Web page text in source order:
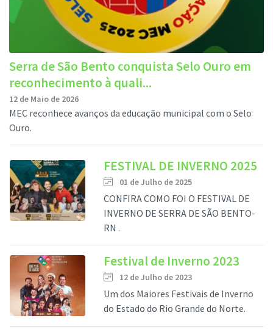
Serra de São Bento conquista Selo Ouro em
reconhecimento à quali...
12 de Maio de 2026
MEC reconhece avanços da educação municipal com o Selo
Ouro.
FESTIVAL DE INVERNO 2025
01 de Julho de 2025
CONFIRA COMO FOI O FESTIVAL DE
INVERNO DE SERRA DE SÃO BENTO-
RN .
Festival de Inverno 2023
12 de Julho de 2023
Um dos Maiores Festivais de Inverno
do Estado do Rio Grande do Norte.